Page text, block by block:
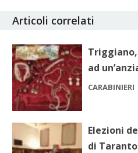
Articoli correlati
ad
CARABINIERI
Elezioni
di Taranto